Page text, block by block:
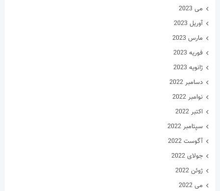
می 2023
آوریل 2023
مارس 2023
فوریه 2023
ژانویه 2023
دسامبر 2022
نوامبر 2022
اکتبر 2022
سپتامبر 2022
آگوست 2022
جولای 2022
ژوئن 2022
می 2022